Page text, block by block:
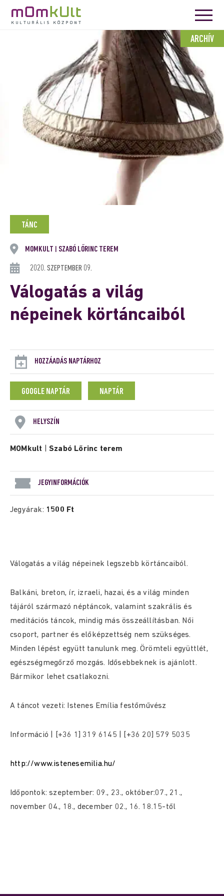
ARCHÍV
TÁNC
MOMKULT SZABÓ LŐRINC TEREM
2020. SZEPTEMBER 09.
Válogatás a világ
népeinek körtáncaiból
HOZZÁADÁS NAPTÁRHOZ
GOOGLE NAPTÁR NAPTÁR
HELYSZÍN
MOMkult |Szabó Lőrinc terem
JEGYINFORMÁCIÓK
Jegyárak: 1500 Ft
Válogatás a világ népeinek legszebb körtáncaiból.
Balkáni, breton, ír, izraeli, hazai, és a világ minden
tájáról származó néptáncok, valamint szakrális és
meditációs táncok, mindig más összeállításban. Női
csoport, partner és előképzettség nem szükséges.
Minden lépést együtt tanulunk meg. Örömteli együttlét,
egészségmegőrző mozgás. Idősebbeknek is ajánlott.
Bármikor lehet csatlakozni.
A táncot vezeti: Istenes Emília festőművész
Információ | [+36 1] 319 6145 | [+36 20] 579 5035
http://www.istenesemilia.hu/
Időpontok: szeptember: 09., 23., október:07., 21.,
november 04., 18., december 02., 16. 18.15-től